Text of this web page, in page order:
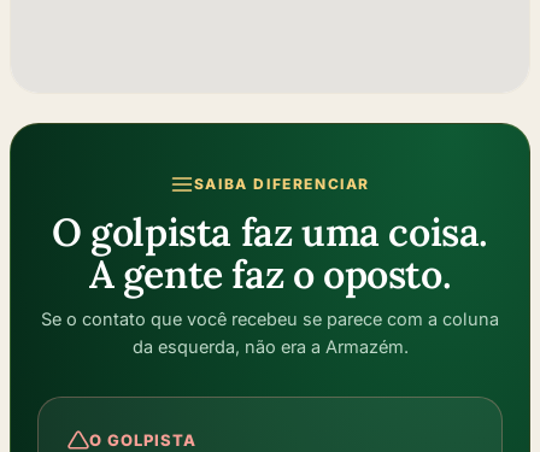
SAIBA DIFERENCIAR
O golpista faz uma coisa.
A gente faz o oposto.
Se o contato que você recebeu se parece com a coluna
da esquerda, não era a Armazém.
O GOLPISTA